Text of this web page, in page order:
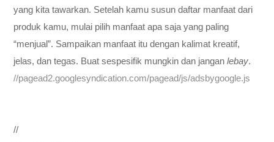
yang kita tawarkan. Setelah kamu susun daftar manfaat dari
produk kamu, mulai pilih manfaat apa saja yang paling
“menjual”. Sampaikan manfaat itu dengan kalimat kreatif,
jelas, dan tegas. Buat sespesifik mungkin dan janganlebay.
//pagead2.googlesyndication.com/pagead/js/adsbygoogle.js
//